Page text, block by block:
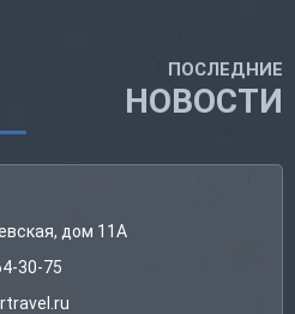
ПОСЛЕДНИЕ
НОВОСТИ
дом 11А
30-75